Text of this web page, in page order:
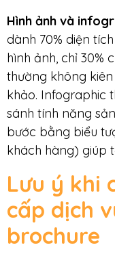
Hình ảnh và
dành 70% diện
hình ảnh, chỉ 30%
thường không
khảo. Infographic
sánh tính năng
bước bằng biểu
khách hàng) giúp
Lưu ý khi
cấp dịch
brochure